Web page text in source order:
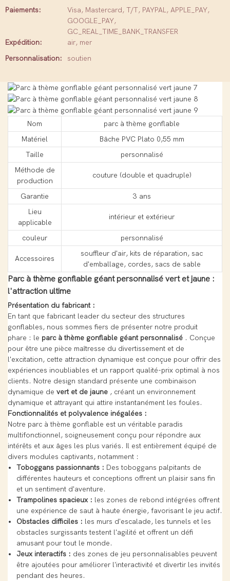
Paiements:
Visa, Mastercard, T/T, PAYPAL, APPLE_PAY,
GOOGLE_PAY,
GC_REAL_TIME_BANK_TRANSFER
Expédition:
air, mer
Personnalisation:
soutien
Nom
parc à thème gonflable
Matériel
Bâche PVC Plato 0,55 mm
Taille
personnalisé
Méthode de
production
couture (double et quadruple)
Garantie
3 ans
Lieu
applicable
intérieur et extérieur
couleur personnalisé
Accessoires
souffleur d'air, kits de réparation, sac
d'emballage, cordes, sacs de sable
Parc à thème gonflable géant personnalisé vert et jaune :
l'attraction ultime
Présentation du fabricant :
En tant que fabricant leader du secteur des structures
gonflables, nous sommes fiers de présenter notre produit
phare : le parc à thème gonflable géant personnalisé . Conçue
pour être une pièce maîtresse du divertissement et de
l'excitation, cette attraction dynamique est conçue pour offrir des
expériences inoubliables et un rapport qualité-prix optimal à nos
clients. Notre design standard présente une combinaison
dynamique de vert et de jaune , créant un environnement
dynamique et attrayant qui attire instantanément les foules.
Fonctionnalités et polyvalence inégalées :
Notre parc à thème gonflable est un véritable paradis
multifonctionnel, soigneusement conçu pour répondre aux
intérêts et aux âges les plus variés. Il est entièrement équipé de
divers modules captivants, notamment :
Toboggans passionnants : Des toboggans palpitants de
différentes hauteurs et conceptions offrent un plaisir sans fin
et un sentiment d'aventure.
Trampolines spacieux : les zones de rebond intégrées offrent
une expérience de saut à haute énergie, favorisant le jeu actif.
Obstacles difficiles : les murs d'escalade, les tunnels et les
obstacles surgissants testent l'agilité et offrent un défi
amusant pour tout le monde.
Jeux interactifs : des zones de jeu personnalisables peuvent
être ajoutées pour améliorer l'interactivité et divertir les invités
pendant des heures.